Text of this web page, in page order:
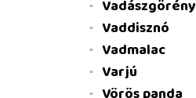
Vadászgörény
Vaddisznó
Vadmalac
Varjú